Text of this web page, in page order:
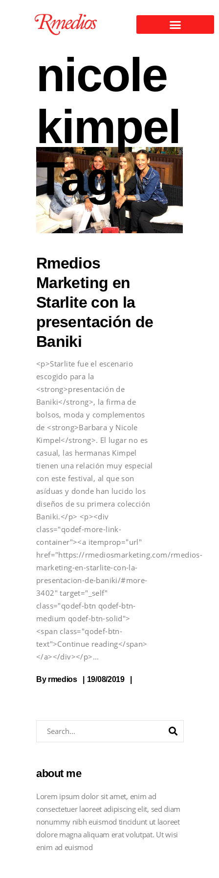
nicole
kimpel
Tag
Rmedios
Marketing en
Starlite con la
presentación de
Baniki
<p>Starlite fue el escenario
escogido para la
<strong>presentación de
Baniki</strong>, la firma de
bolsos, moda y complementos
de <strong>Barbara y Nicole
Kimpel</strong>. El lugar no es
casual, las hermanas Kimpel
tienen una relación muy especial
con este festival, al que son
asíduas y donde han lucido los
diseños de su primera colección
Baniki.</p> <p><div
class="qodef-more-link-
container"><a itemprop="url"
href="https://rmediosmarketing.com/rmedios-
marketing-en-starlite-con-la-
presentacion-de-baniki/#more-
3402" target="_self"
class="qodef-btn qodef-btn-
medium qodef-btn-solid">
<span class="qodef-btn-
text">Continue reading</span>
</a></div></p>
By rmedios 19/08/2019
about me
Lorem ipsum dolor sit amet, enim ad
consectetuer laoreet adipiscing elit, sed diam
nonummy nibh euismod tincidunt ut laoreet
dolore magna aliquam erat volutpat. Ut wisi
enim ad euismod